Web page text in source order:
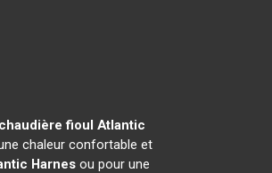
chaudière fioul Atlantic
chaleur confortable et
Harnesou pour une